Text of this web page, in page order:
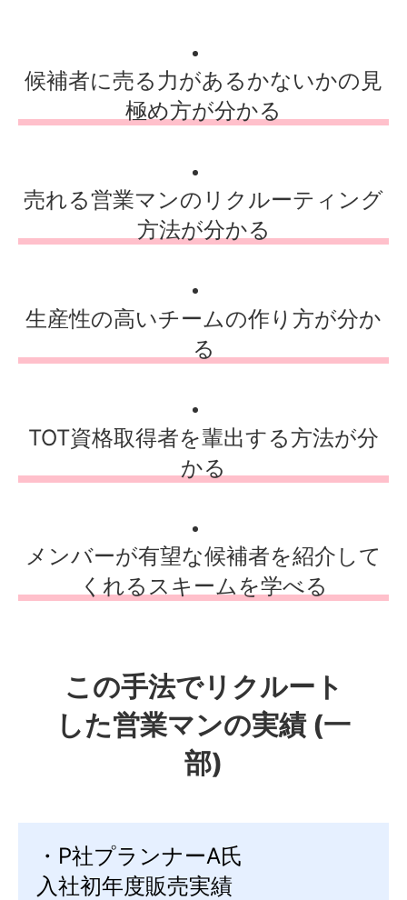
候補者に売る力があるかないかの見
極め方が分かる
売れる営業マンのリクルーティング
方法が分かる
生産性の高いチームの作り方が分か
る
TOT資格取得者を輩出する方法が分
かる
メンバーが有望な候補者を紹介して
くれるスキームを学べる
この手法でリクルート
した営業マンの実績 (一
部)
・P社プランナーA氏
入社初年度販売実績